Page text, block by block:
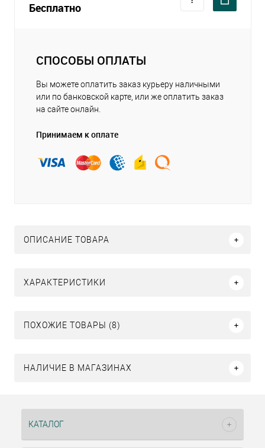
Бесплатно
СПОСОБЫ ОПЛАТЫ
Вы можете оплатить заказ курьеру наличными
или по банковской карте, или же оплатить заказ
на сайте онлайн.
Принимаем к оплате
ОПИСАНИЕ ТОВАРА
ХАРАКТЕРИСТИКИ
ПОХОЖИЕ ТОВАРЫ (8)
НАЛИЧИЕ В МАГАЗИНАХ
КАТАЛОГ